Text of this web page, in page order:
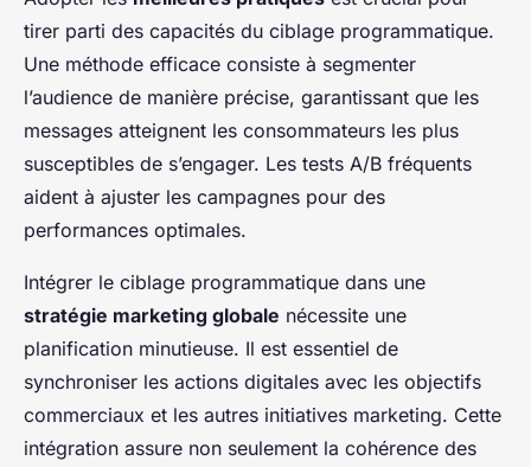
tirer parti des capacités du ciblage programmatique.
Une méthode efficace consiste à segmenter
l’audience de manière précise, garantissant que les
messages atteignent les consommateurs les plus
susceptibles de s’engager. Les tests A/B fréquents
aident à ajuster les campagnes pour des
performances optimales.
Intégrer le ciblage programmatique dans une
stratégie marketing globale nécessite une
planification minutieuse. Il est essentiel de
synchroniser les actions digitales avec les objectifs
commerciaux et les autres initiatives marketing. Cette
intégration assure non seulement la cohérence des